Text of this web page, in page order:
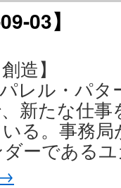
03】
造】
レル・パ
新たな仕
る。事務
ーである